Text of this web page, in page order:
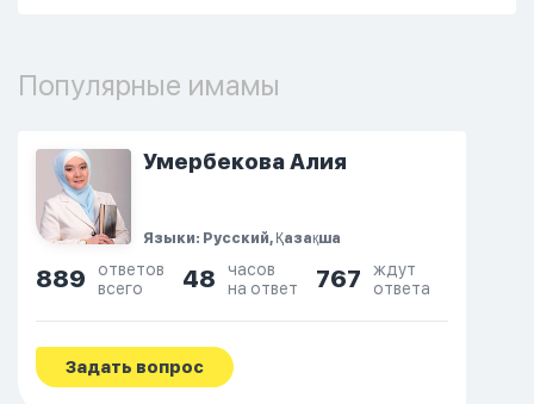
Популярные имамы
Умербекова Алия
Языки: Русский, Қазақша
889
ответов
всего
48
часов
на ответ
767
ждут
ответа
Задать вопрос